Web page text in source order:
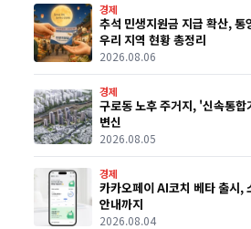
경제
추석 민생지원금 지급 확산,
우리 지역 현황 총정리
2026.08.06
경제
구로동 노후 주거지, '신속통
변신
2026.08.05
경제
카카오페이 AI코치 베타 출시,
안내까지
2026.08.04